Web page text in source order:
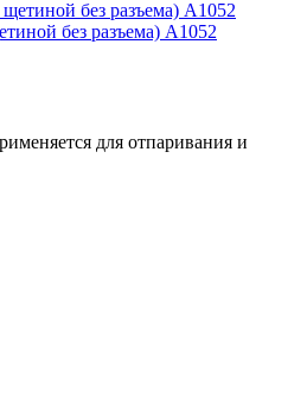
без разъема) A1052
для отпаривания и